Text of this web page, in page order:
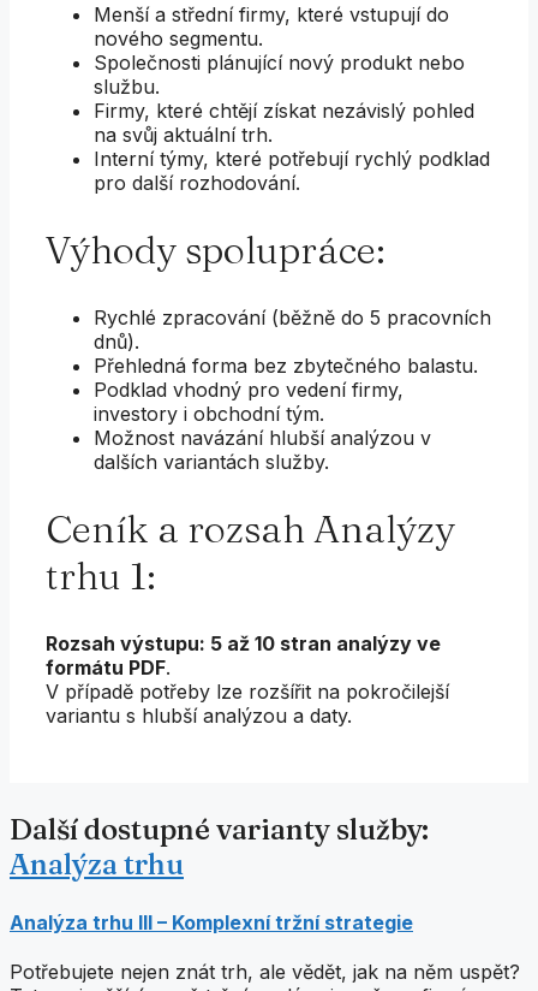
Menší a střední firmy, které vstupují do
nového segmentu.
Společnosti plánující nový produkt nebo
službu.
Firmy, které chtějí získat nezávislý pohled
na svůj aktuální trh.
Interní týmy, které potřebují rychlý podklad
pro další rozhodování.
Výhody spolupráce:
Rychlé zpracování (běžně do 5 pracovních
dnů).
Přehledná forma bez zbytečného balastu.
Podklad vhodný pro vedení firmy,
investory i obchodní tým.
Možnost navázání hlubší analýzou v
dalších variantách služby.
Ceník a rozsah Analýzy
trhu 1:
Rozsah výstupu: 5 až 10 stran analýzy ve
formátu PDF.
V případě potřeby lze rozšířit na pokročilejší
variantu s hlubší analýzou a daty.
Další dostupné varianty služby:
Analýza trhu
Analýza trhu III – Komplexní tržní strategie
Potřebujete nejen znát trh, ale vědět, jak na něm uspět?